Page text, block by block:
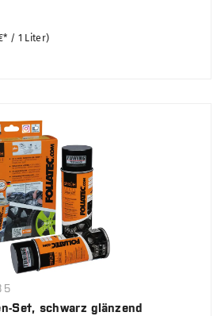
/ 1 Liter)
Set, schwarz glänzend